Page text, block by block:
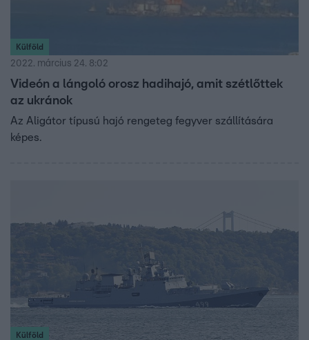
Külföld
2022. március 24. 8:02
Videón a lángoló orosz hadihajó, amit szétlőttek
az ukránok
Az Aligátor típusú hajó rengeteg fegyver szállítására
képes.
Külföld